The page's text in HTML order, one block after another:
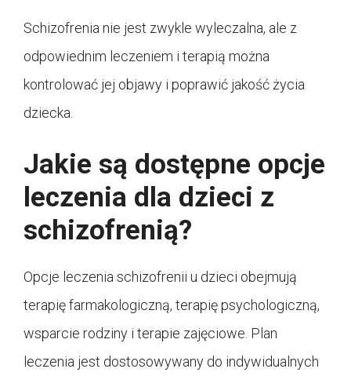
Schizofrenia nie jest zwykle wyleczalna, ale z
odpowiednim leczeniem i terapią można
kontrolować jej objawy i poprawić jakość życia
dziecka.
Jakie są dostępne opcje
leczenia dla dzieci z
schizofrenią?
Opcje leczenia schizofrenii u dzieci obejmują
terapię farmakologiczną, terapię psychologiczną,
wsparcie rodziny i terapie zajęciowe. Plan
leczenia jest dostosowywany do indywidualnych